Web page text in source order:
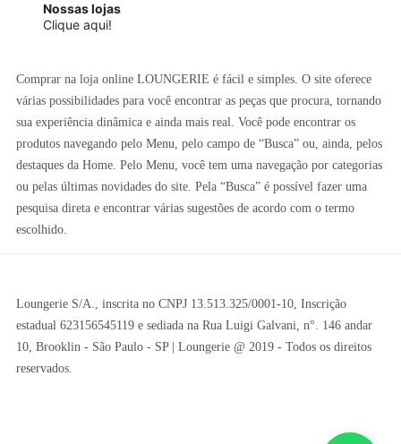
Nossas lojas
Clique aqui!
Comprar na loja online LOUNGERIE é fácil e simples. O site oferece
várias possibilidades para você encontrar as peças que procura, tornando
sua experiência dinâmica e ainda mais real. Você pode encontrar os
produtos navegando pelo Menu, pelo campo de “Busca” ou, ainda, pelos
destaques da Home. Pelo Menu, você tem uma navegação por categorias
ou pelas últimas novidades do site. Pela “Busca” é possível fazer uma
pesquisa direta e encontrar várias sugestões de acordo com o termo
escolhido.
Loungerie S/A., inscrita no CNPJ 13.513.325/0001-10, Inscrição
estadual 623156545119 e sediada na Rua Luigi Galvani, n°. 146 andar
10, Brooklin - São Paulo - SP | Loungerie @ 2019 - Todos os direitos
reservados.